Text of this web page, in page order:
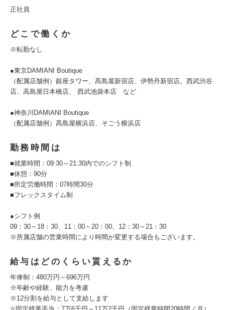
正社員
どこで働くか
※転勤なし
●東京DAMIANI Boutique
（配属店舗例）銀座タワー、髙島屋新宿店、伊勢丹新宿店。西武渋谷
店、高島屋日本橋店、 西武池袋本店 など
●神奈川DAMIANI Boutique
（配属店舗例）髙島屋横浜店、そごう横浜店
勤務時間は
■就業時間：09:30～21:30内でのシフト制
■休憩：90分
■所定労働時間：07時間30分
■フレックスタイム制
●シフト例
09：30～18：30、11：00～20：00、12：30～21：30
※所属店舗の営業時間により時間が変更する場合もございます。
給与はどのくらい貰えるか
年俸制：480万円～696万円
※年齢や経験、能力を考慮
※12分割を給与として支給します